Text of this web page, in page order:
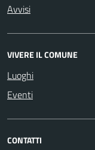
Avvisi
VIVERE IL COMUNE
Luoghi
Eventi
CONTATTI